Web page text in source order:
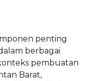
penting
berbagai
pembuatan
Barat,